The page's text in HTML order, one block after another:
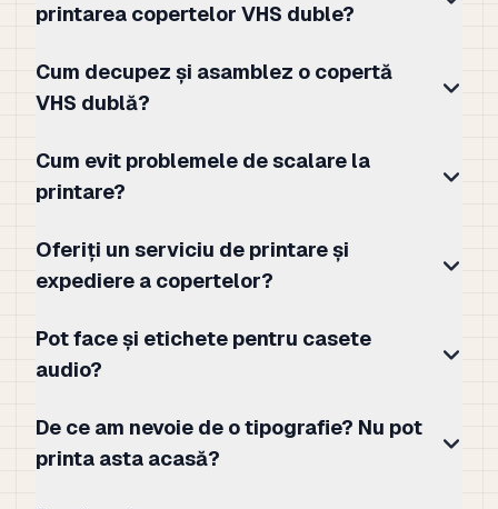
printarea copertelor VHS duble?
Cum decupez și asamblez o copertă
VHS dublă?
Cum evit problemele de scalare la
printare?
Oferiți un serviciu de printare și
expediere a copertelor?
Pot face și etichete pentru casete
audio?
De ce am nevoie de o tipografie? Nu pot
printa asta acasă?